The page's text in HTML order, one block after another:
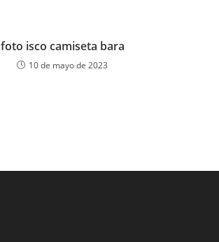
foto isco camiseta bara
10 de mayo de 2023